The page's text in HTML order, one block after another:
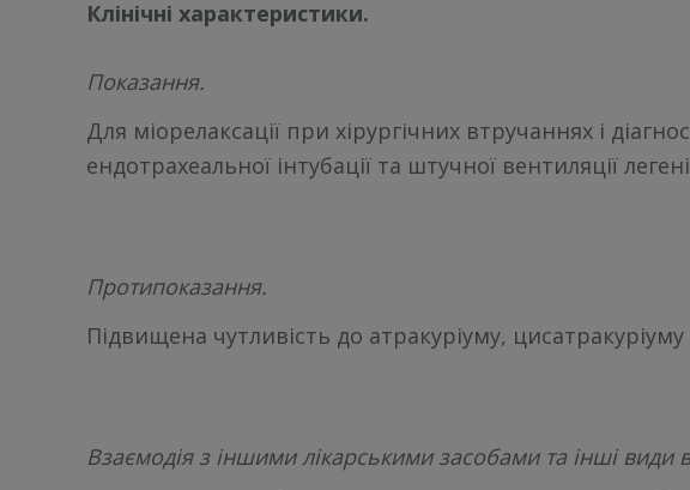
Клінічні характеристики.
Показання.
Для міорелаксації при хірургічних втручаннях і
ендотрахеальної інтубації та штучної вентиляції
Протипоказання.
Підвищена чутливість до атракуріуму,
Взаємодія з іншими лікарськими засобами та інші види